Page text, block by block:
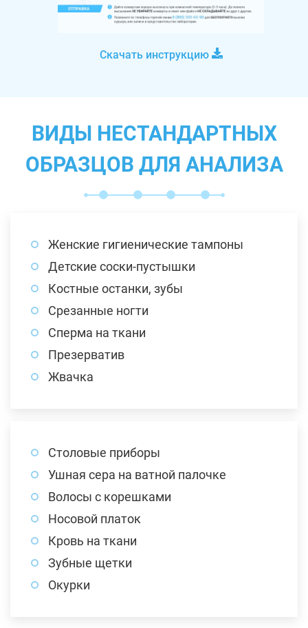
Скачать инструкцию
ВИДЫ НЕСТАНДАРТНЫХ
ОБРАЗЦОВ ДЛЯ АНАЛИЗА
Женские гигиенические тампоны
Детские соски-пустышки
Костные останки, зубы
Срезанные ногти
Сперма на ткани
Презерватив
Жвачка
Столовые приборы
Ушная сера на ватной палочке
Волосы с корешками
Носовой платок
Кровь на ткани
Зубные щетки
Окурки